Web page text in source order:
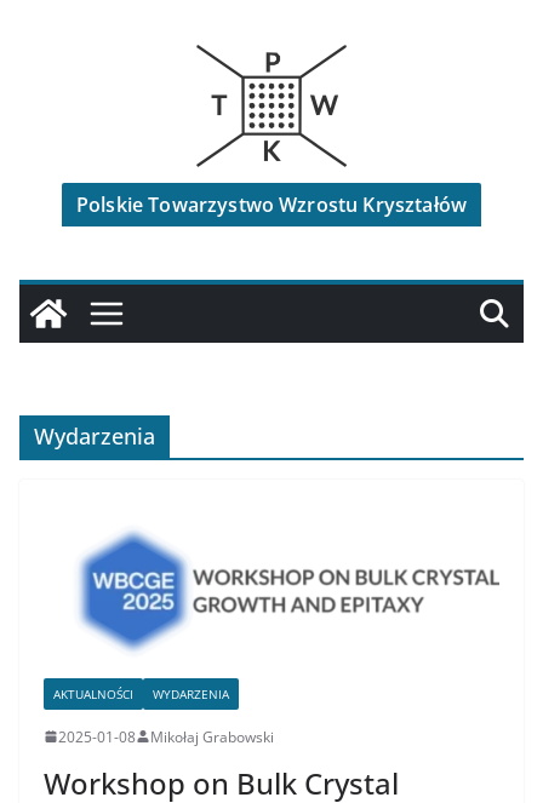
Polskie Towarzystwo Wzrostu Kryształów
Wydarzenia
AKTUALNOŚCI WYDARZENIA
2025-01-08 Mikołaj Grabowski
Workshop on Bulk Crystal